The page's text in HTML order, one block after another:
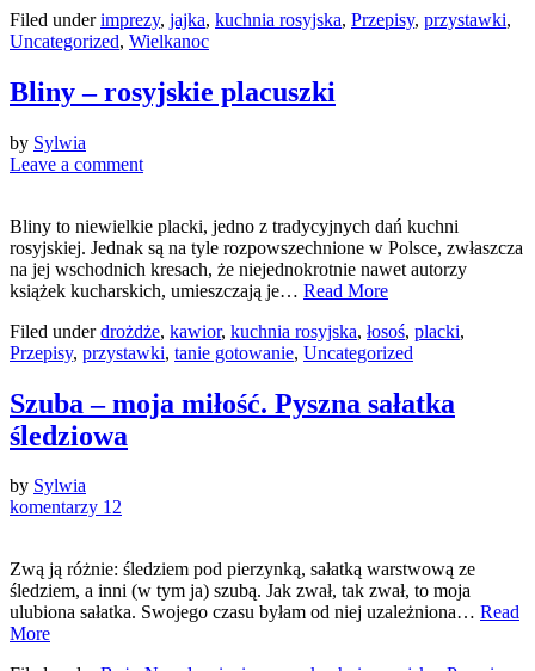
Filed underimprezy, jajka, kuchnia rosyjska, Przepisy, przystawki,
Uncategorized, Wielkanoc
Bliny – rosyjskie placuszki
by Sylwia
Leave a comment
Bliny to niewielkie placki, jedno z tradycyjnych dań kuchni
rosyjskiej. Jednak są na tyle rozpowszechnione w Polsce, zwłaszcza
na jej wschodnich kresach, że niejednokrotnie nawet autorzy
książek kucharskich, umieszczają je… Read More
Filed underdrożdże, kawior, kuchnia rosyjska, łosoś, placki,
Przepisy, przystawki, tanie gotowanie, Uncategorized
Szuba – moja miłość. Pyszna sałatka
śledziowa
by Sylwia
komentarzy 12
Zwą ją różnie: śledziem pod pierzynką, sałatką warstwową ze
śledziem, a inni (w tym ja) szubą. Jak zwał, tak zwał, to moja
ulubiona sałatka. Swojego czasu byłam od niej uzależniona… Read
More